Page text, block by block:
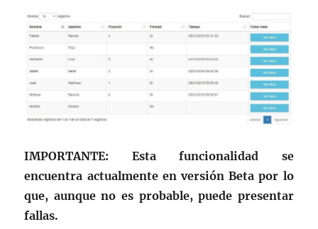
IMPORTANTE: Esta funcionalidad se
encuentra actualmente en versión Beta por lo
que, aunque no es probable, puede presentar
fallas.